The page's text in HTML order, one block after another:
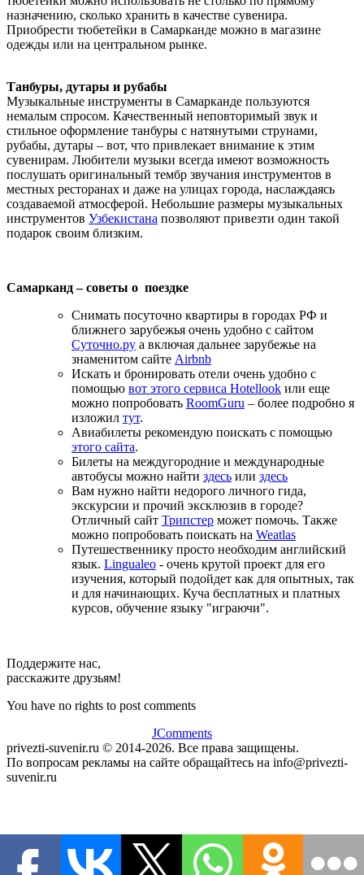
назначению, сколько хранить в качестве сувенира.
Приобрести тюбетейки в Самарканде можно в магазине
одежды или на центральном рынке.
Танбуры, дутары и рубабы
Музыкальные инструменты в Самарканде пользуются
немалым спросом. Качественный неповторимый звук и
стильное оформление танбуры с натянутыми струнами,
рубабы, дутары – вот, что привлекает внимание к этим
сувенирам. Любители музыки всегда имеют возможность
послушать оригинальный тембр звучания инструментов в
местных ресторанах и даже на улицах города, наслаждаясь
создаваемой атмосферой. Небольшие размеры музыкальных
инструментов Узбекистана позволяют привезти один такой
подарок своим близким.
Самарканд – советы о поездке
Снимать посуточно квартиры в городах РФ и
ближнего зарубежья очень удобно с сайтом
Суточно.ру а включая дальнее зарубежье на
знаменитом сайте Airbnb
Искать и бронировать отели очень удобно с
помощью вот этого сервиса Hotellook или еще
можно попробовать RoomGuru – более подробно я
изложил тут.
Авиабилеты рекомендую поискать с помощью
этого сайта.
Билеты на междугородние и международные
автобусы можно найти здесь или здесь
Вам нужно найти недорого личного гида,
экскурсии и прочий эксклюзив в городе?
Отличный сайт Трипстер может помочь. Также
можно попробовать поискать на Weatlas
Путешественнику просто необходим английский
язык. Lingualeo - очень крутой проект для его
изучения, который подойдет как для опытных, так
и для начинающих. Куча бесплатных и платных
курсов, обучение языку "играючи".
Поддержите нас,
расскажите друзьям!
You have no rights to post comments
JComments
privezti-suvenir.ru © 2014-2026. Все права защищены.
По вопросам рекламы на сайте обращайтесь на info@privezti-
suvenir.ru